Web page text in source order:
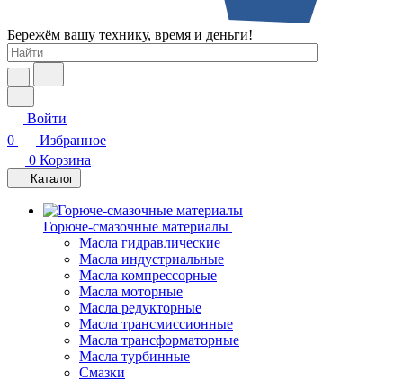
Бережём вашу технику, время и деньги!
Войти
0
Избранное
0 Корзина
Каталог
Горюче-смазочные материалы
Масла гидравлические
Масла индустриальные
Масла компрессорные
Масла моторные
Масла редукторные
Масла трансмиссионные
Масла трансформаторные
Масла турбинные
Смазки